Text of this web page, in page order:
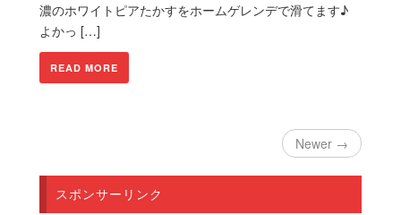
濃のホワイトピアたかすをホームゲレンデで滑てます♪
よかっ […]
READ MORE
Newer →
スポンサーリンク